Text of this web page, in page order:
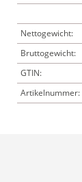
Nettogewicht:
Bruttogewicht:
GTIN:
Artikelnummer: